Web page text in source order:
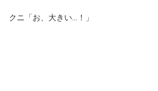
クニ「お、大きい…！」